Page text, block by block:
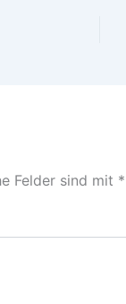
Felder sind mit *